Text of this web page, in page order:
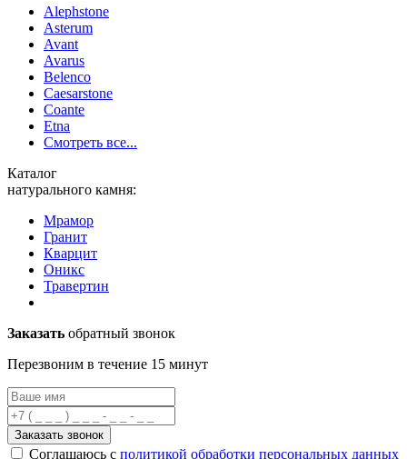
Alephstone
Asterum
Avant
Avarus
Belenco
Caesarstone
Coante
Etna
Смотреть все...
Каталог
натурального камня:
Мрамор
Гранит
Кварцит
Оникс
Травертин
Заказать обратный звонок
Перезвоним в течение 15 минут
Заказать звонок
Соглашаюсь с политикой обработки персональных данных